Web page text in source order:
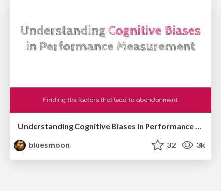
bluesmoon
32 3k